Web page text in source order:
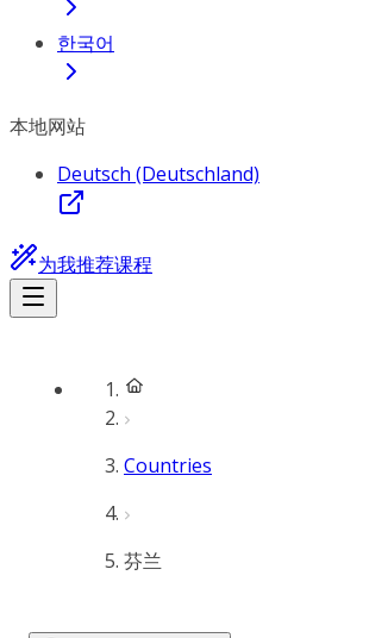
한국어
本地网站
Deutsch (Deutschland)
为我推荐课程
Countries
芬兰